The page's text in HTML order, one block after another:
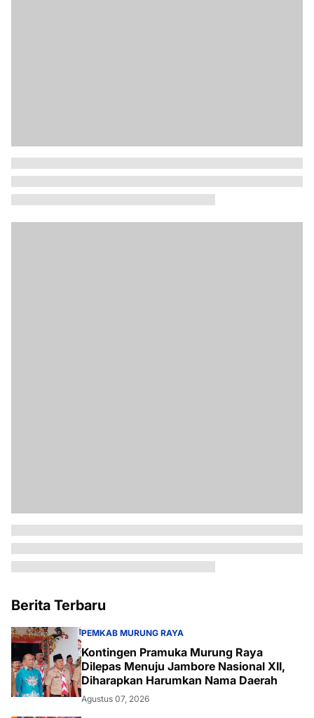
Berita Terbaru
PEMKAB MURUNG RAYA
Kontingen Pramuka Murung Raya
Dilepas Menuju Jambore Nasional XII,
Diharapkan Harumkan Nama Daerah
Agustus 07, 2026